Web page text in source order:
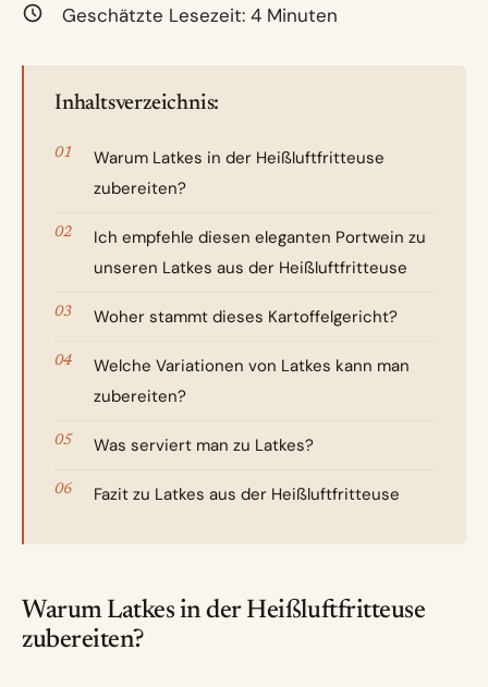
Geschätzte Lesezeit: 4 Minuten
Inhaltsverzeichnis:
Warum Latkes in der Heißluftfritteuse
zubereiten?
Ich empfehle diesen eleganten Portwein zu
unseren Latkes aus der Heißluftfritteuse
Woher stammt dieses Kartoffelgericht?
Welche Variationen von Latkes kann man
zubereiten?
Was serviert man zu Latkes?
Fazit zu Latkes aus der Heißluftfritteuse
Warum Latkes in der Heißluftfritteuse
zubereiten?